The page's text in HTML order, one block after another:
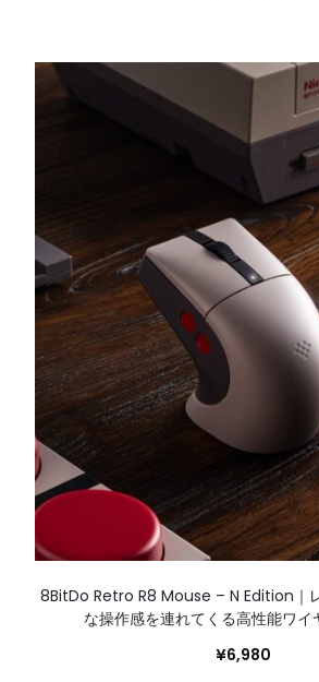
8BitDo Retro R8 Mouse – N Edition｜
な操作感を連れてくる高性能ワイ
¥6,980